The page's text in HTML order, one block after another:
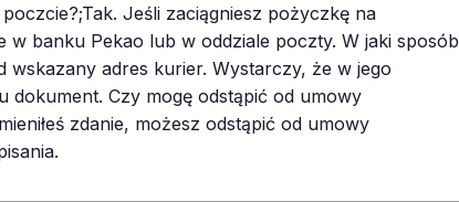
Jeśli zaciągniesz pożyczkę na
w banku Pekao lub w oddziale poczty. W jaki sposób
adres kurier. Wystarczy, że w jego
dokument. Czy mogę odstąpić od umowy
zdanie, możesz odstąpić od umowy